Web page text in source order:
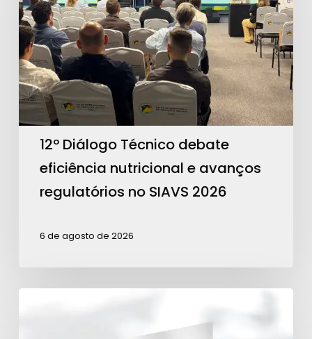
debate
eficiência
nutricional
e
avanços
regulatórios
12º Diálogo Técnico debate
eficiência nutricional e avanços
regulatórios no SIAVS 2026
6 de agosto de 2026